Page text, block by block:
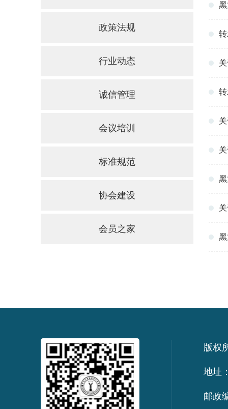
政策法规
行业动态
诚信管理
会议培训
标准规范
协会建设
会员之家
版权
地址
邮政